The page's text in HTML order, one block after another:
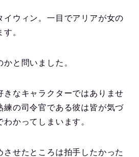
イウィン。一目でアリアが女の
。
と問いました。
きなキャラクターではありませ
練の司令官である彼は皆が気づ
かってしまいます。
させたところは拍手したかった